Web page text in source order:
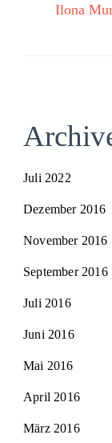
Ilona
Juli 2022
Dezember 2016
November 2016
September 2016
Juli 2016
Juni 2016
Mai 2016
April 2016
März 2016